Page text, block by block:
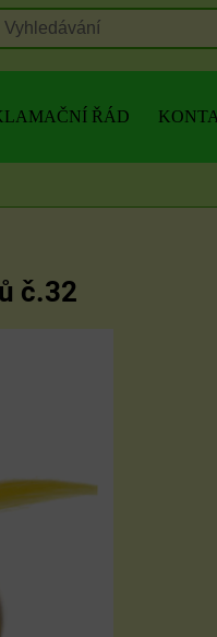
ŘÁD
č.32